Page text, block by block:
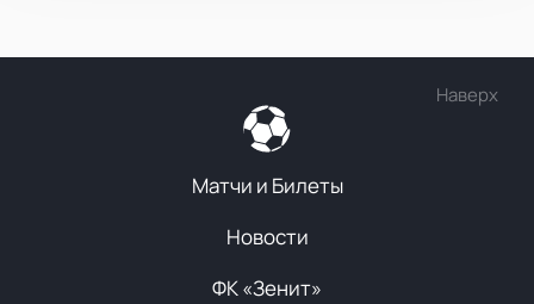
Наверх
Матчи и Билеты
Новости
ФК «Зенит»